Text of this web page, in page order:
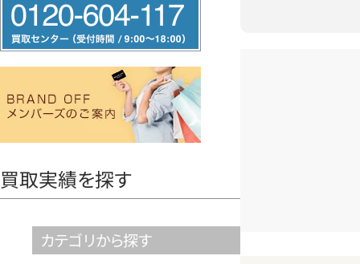
リ
ー
ヤ
買取実績を探す
カテゴリから探す